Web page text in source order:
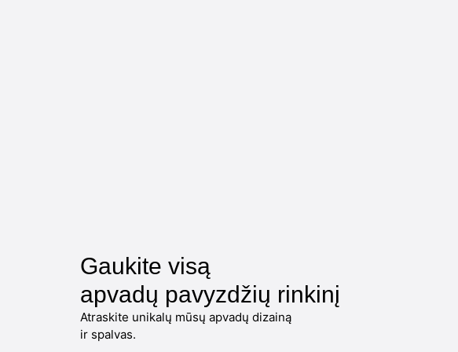
Gaukite visą
apvadų pavyzdžių rinkinį
Atraskite unikalų mūsų apvadų dizainą
ir spalvas.